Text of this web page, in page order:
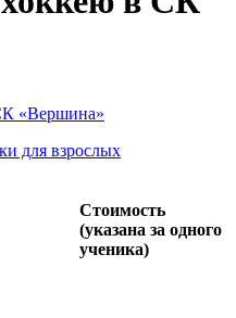
«Вершина»
для взрослых
Стоимость
(указана за одного
ученика)